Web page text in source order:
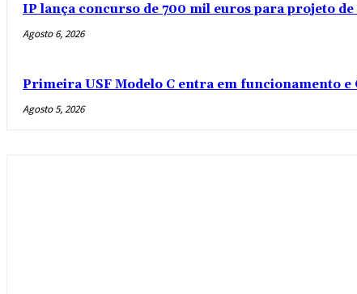
IP lança concurso de 700 mil euros para projeto
Agosto 6, 2026
Primeira USF Modelo C entra em funcionamento
Agosto 5, 2026